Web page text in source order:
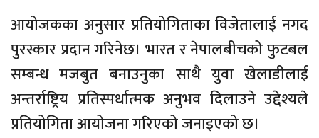
आयोजकका अनुसार प्रतियोगिताका विजेतालाई नगद
पुरस्कार प्रदान गरिनेछ। भारत र नेपालबीचको फुटबल
सम्बन्ध मजबुत बनाउनुका साथै युवा खेलाडीलाई
अन्तर्राष्ट्रिय प्रतिस्पर्धात्मक अनुभव दिलाउने उद्देश्यले
प्रतियोगिता आयोजना गरिएको जनाइएको छ।